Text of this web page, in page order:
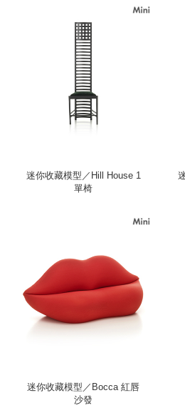
迷你收藏模型／Hill House 1
單椅
迷你收藏模型／Bocca 紅唇
沙發